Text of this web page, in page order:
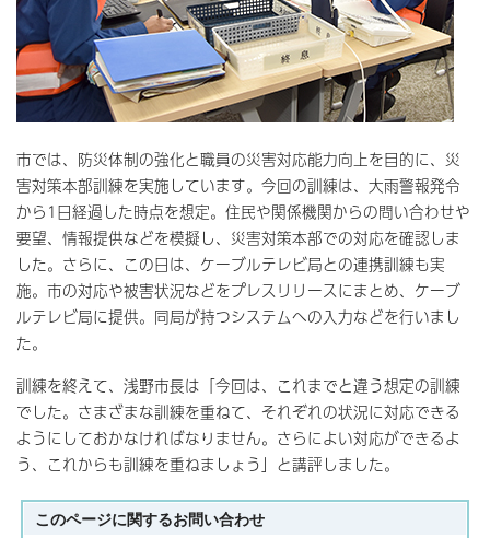
市では、防災体制の強化と職員の災害対応能力向上を目的に、災
害対策本部訓練を実施しています。今回の訓練は、大雨警報発令
から1日経過した時点を想定。住民や関係機関からの問い合わせや
要望、情報提供などを模擬し、災害対策本部での対応を確認しま
した。さらに、この日は、ケーブルテレビ局との連携訓練も実
施。市の対応や被害状況などをプレスリリースにまとめ、ケーブ
ルテレビ局に提供。同局が持つシステムへの入力などを行いまし
た。
訓練を終えて、浅野市長は「今回は、これまでと違う想定の訓練
でした。さまざまな訓練を重ねて、それぞれの状況に対応できる
ようにしておかなければなりません。さらによい対応ができるよ
う、これからも訓練を重ねましょう」と講評しました。
このページに関するお問い合わせ